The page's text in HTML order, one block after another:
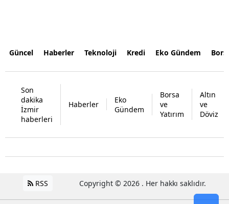
Güncel Haberler Teknoloji Kredi Eko Gündem
Son
dakika
İzmir
haberleri
Haberler
Eko
Gündem
Borsa
ve
Yatırım
Altın
ve
Döviz
RSS Copyright © 2026 . Her hakkı saklıdır.